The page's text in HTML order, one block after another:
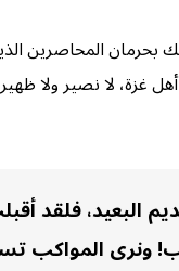
المحاصرين
غزة، لا نصير ولا
البعيد، فلقد
ونرى المواكب